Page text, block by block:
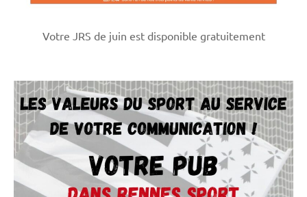
Votre JRS de juin est disponible gratuitement